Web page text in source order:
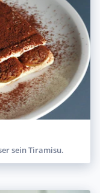
sein Tiramisu.